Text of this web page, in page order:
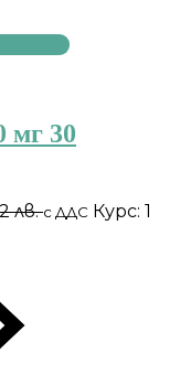
мг 30
лв.с ДДС Курс: 1